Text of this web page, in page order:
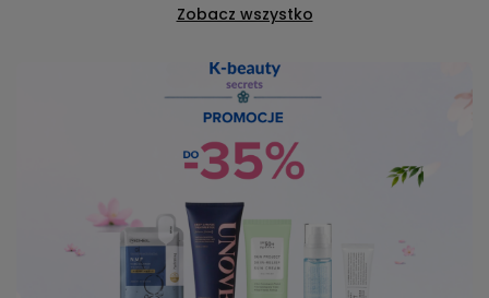
Zobacz wszystko